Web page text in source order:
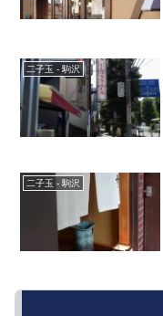
二子玉 - 駒沢
二子玉 - 駒沢